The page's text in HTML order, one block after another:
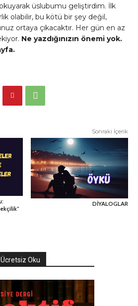
üslubumu geliştirdim. İlk
olabilir, bu kötü bir şey değil,
ortaya çıkacaktır. Her gün en az
Ne yazdığınızın önemi yok.
Sonraki İçerik
DİYALOGLAR
Ücretsiz Oku